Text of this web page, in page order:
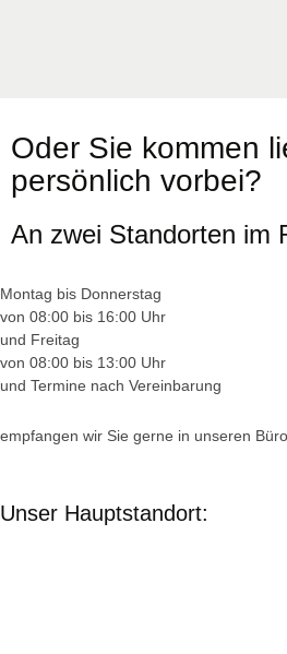
Oder Sie kommen
persönlich vorbei?
An zwei Standorten im
Montag bis Donnerstag
von 08:00 bis 16:00 Uhr
und Freitag
von 08:00 bis 13:00 Uhr
und Termine nach Vereinbarung
empfangen wir Sie gerne in unseren
Unser Hauptstandort: